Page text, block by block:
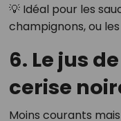
💡 Idéal pour les
champignons, ou
6. Le jus
cerise
Moins courants